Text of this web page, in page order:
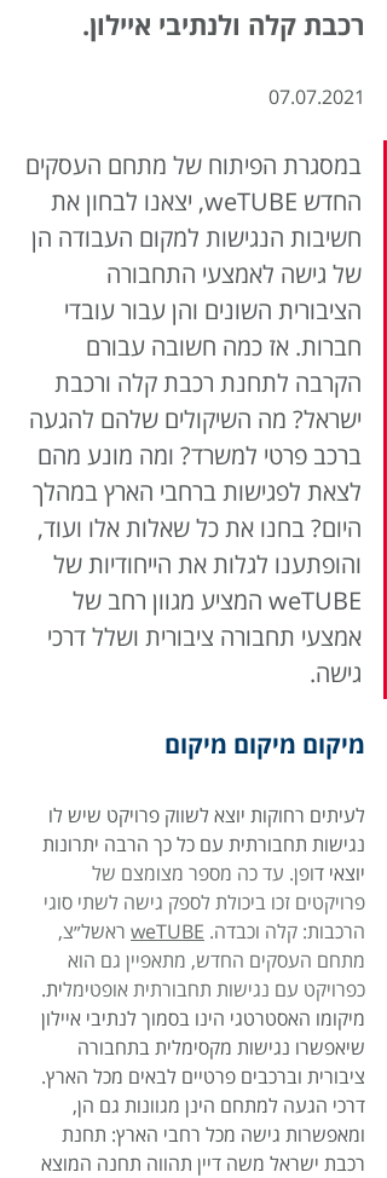
רכבת קלה ולנתיבי איילון.
07.07.2021
במסגרת הפיתוח של מתחם העסקים
החדש weTUBE, יצאנו לבחון את
חשיבות הנגישות למקום העבודה הן
של גישה לאמצעי התחבורה
הציבורית השונים והן עבור עובדי
חברות. אז כמה חשובה עבורם
הקרבה לתחנת רכבת קלה ורכבת
ישראל? מה השיקולים שלהם להגעה
ברכב פרטי למשרד? ומה מונע מהם
לצאת לפגישות ברחבי הארץ במהלך
היום? בחנו את כל שאלות אלו ועוד,
והופתענו לגלות את הייחודיות של
weTUBE המציע מגוון רחב של
אמצעי תחבורה ציבורית ושלל דרכי
גישה.
מיקום מיקום מיקום
לעיתים רחוקות יוצא לשווק פרויקט שיש לו
נגישות תחבורתית עם כל כך הרבה יתרונות
יוצאי דופן. עד כה מספר מצומצם של
פרויקטים זכו ביכולת לספק גישה לשתי סוגי
הרכבות: קלה וכבדה. weTUBE ראשל״צ,
מתחם העסקים החדש, מתאפיין גם הוא
כפרויקט עם נגישות תחבורתית אופטימלית.
מיקומו האסטרטגי הינו בסמוך לנתיבי איילון
שיאפשרו נגישות מקסימלית בתחבורה
ציבורית וברכבים פרטיים לבאים מכל הארץ.
דרכי הגעה למתחם הינן מגוונות גם הן,
ומאפשרות גישה מכל רחבי הארץ: תחנת
רכבת ישראל משה דיין תהווה תחנה המוצא